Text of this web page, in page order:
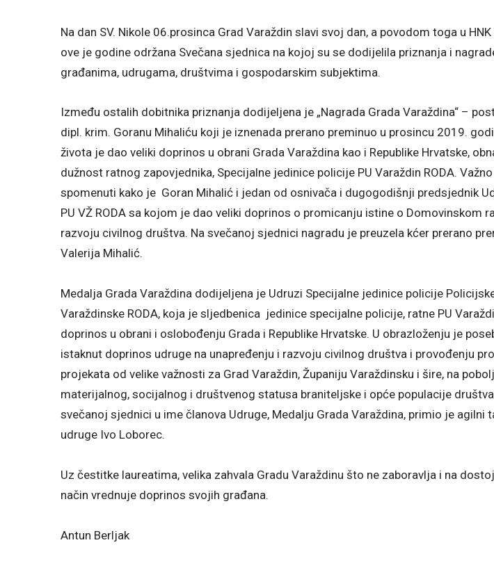
Na dan SV. Nikole 06.prosinca Grad Varaždin slavi svoj dan, a povodom toga u
ove je godine održana Svečana sjednica na kojoj su se dodijelila priznanja i
građanima, udrugama, društvima i gospodarskim subjektima.
Između ostalih dobitnika priznanja dodijeljena je „Nagrada Grada Varaždina“ –
dipl. krim. Goranu Mihaliću koji je iznenada prerano preminuo u prosincu 2019.
života je dao veliki doprinos u obrani Grada Varaždina kao i Republike Hrvatske,
dužnost ratnog zapovjednika, Specijalne jedinice policije PU Varaždin RODA.
spomenuti kako je Goran Mihalić i jedan od osnivača i dugogodišnji predsjednik
PU VŽ RODA sa kojom je dao veliki doprinos o promicanju istine o Domovinskom
razvoju civilnog društva. Na svečanoj sjednici nagradu je preuzela kćer prerano
Valerija Mihalić.
Medalja Grada Varaždina dodijeljena je Udruzi Specijalne jedinice policije
Varaždinske RODA, koja je sljedbenica jedinice specijalne policije, ratne PU
doprinos u obrani i oslobođenju Grada i Republike Hrvatske. U obrazloženju je
istaknut doprinos udruge na unapređenju i razvoju civilnog društva i provođenju
projekata od velike važnosti za Grad Varaždin, Županiju Varaždinsku i šire, na
materijalnog, socijalnog i društvenog statusa braniteljske i opće populacije
svečanoj sjednici u ime članova Udruge, Medalju Grada Varaždina, primio je agilni
udruge Ivo Loborec.
Uz čestitke laureatima, velika zahvala Gradu Varaždinu što ne zaboravlja i na
način vrednuje doprinos svojih građana.
Antun Berljak